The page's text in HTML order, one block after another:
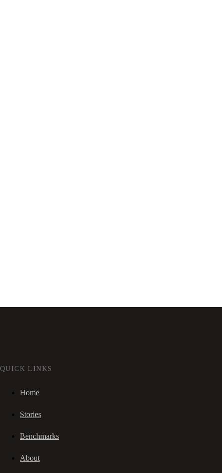
QUICK LINKS
Home
Stories
Benchmarks
About